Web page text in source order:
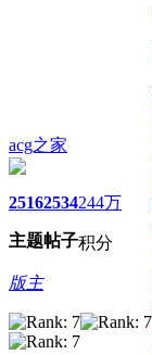
acg之家
2516
主题
2534
帖子
244万
积分
版主